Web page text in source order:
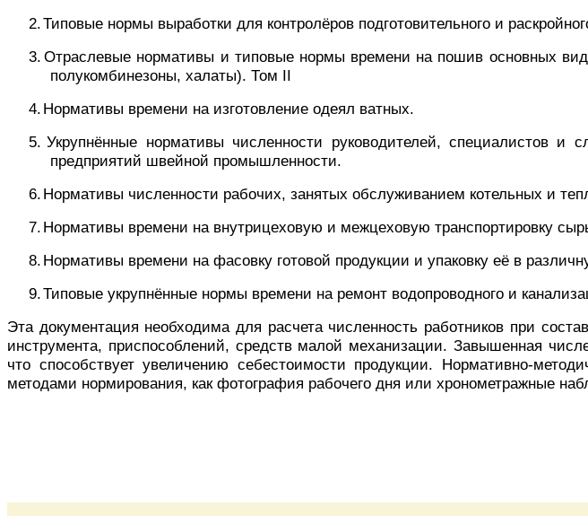
2.Типовые нормы выработки для контролёров подготовительного и
3. Отраслевые нормативы и типовые нормы времени на пошив основных
полукомбинезоны, халаты). Том II
4. Нормативы времени на изготовление одеял ватных.
5. Укрупнённые нормативы численности руководителей, специалистов
предприятий швейной промышленности.
6. Нормативы численности рабочих, занятых обслуживанием котельных и
7. Нормативы времени на внутрицеховую и межцеховую транспортировку
8. Нормативы времени на фасовку готовой продукции и упаковку её в
9.Типовые укрупнённые нормы времени на ремонт водопроводного и
Эта документация необходима для расчета численность работников при
инструмента, приспособлений, средств малой механизации. Завышенная
что способствует увеличению себестоимости продукции. Нормативно-
методами нормирования, как фотография рабочего дня или хронометражные